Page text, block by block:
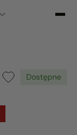
Dostępne